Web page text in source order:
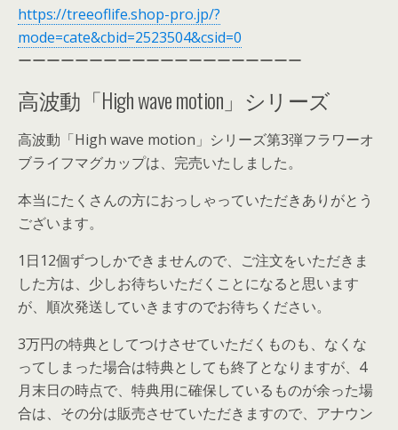
https://treeoflife.shop-pro.jp/?
mode=cate&cbid=2523504&csid=0
ーーーーーーーーーーーーーーーーーーーー
高波動「High wave motion」シリーズ
高波動「High wave motion」シリーズ第3弾フラワーオ
ブライフマグカップは、完売いたしました。
本当にたくさんの方におっしゃっていただきありがとう
ございます。
1日12個ずつしかできませんので、ご注文をいただきま
した方は、少しお待ちいただくことになると思います
が、順次発送していきますのでお待ちください。
3万円の特典としてつけさせていただくものも、なくな
ってしまった場合は特典としても終了となりますが、4
月末日の時点で、特典用に確保しているものが余った場
合は、その分は販売させていただきますので、アナウン